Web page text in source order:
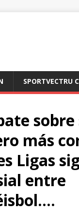
SPORTVECTRU
más
Ligas
entre